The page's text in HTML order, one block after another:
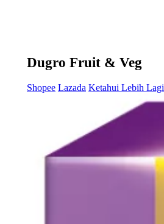
Dugro Fruit & Veg
Shopee Lazada Ketahui Lebih Lagi